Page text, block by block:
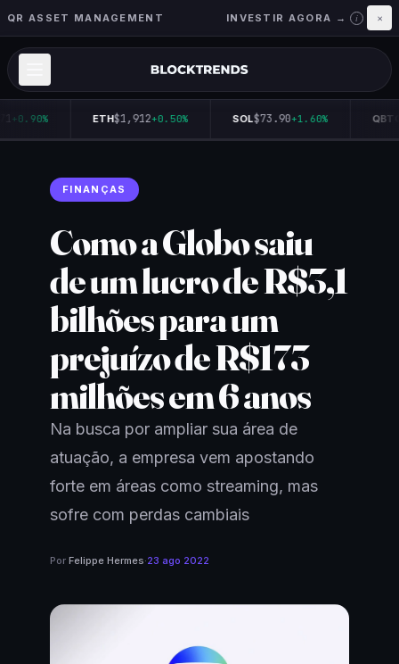
QR ASSET MANAGEMENT INVESTIR AGORA → i ×
+0.90% ETH$1,912+0.50% SOL$73.90+1.60%
FINANÇAS
Como a Globo saiu
de um lucro de R$3,1
bilhões para um
prejuízo de R$173
milhões em 6 anos
Na busca por ampliar sua área de
atuação, a empresa vem apostando
forte em áreas como streaming, mas
sofre com perdas cambiais
Por Felippe Hermes·23 ago 2022